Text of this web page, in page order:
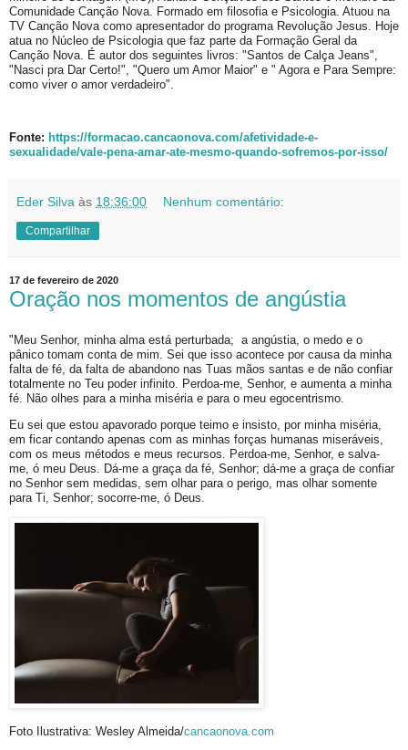
Comunidade Canção Nova. Formado em filosofia e Psicologia. Atuou na
TV Canção Nova como apresentador do programa Revolução Jesus. Hoje
atua no Núcleo de Psicologia que faz parte da Formação Geral da
Canção Nova. É autor dos seguintes livros: "Santos de Calça Jeans",
"Nasci pra Dar Certo!", "Quero um Amor Maior" e " Agora e Para Sempre:
como viver o amor verdadeiro".
Fonte: https://formacao.cancaonova.com/afetividade-e-
sexualidade/vale-pena-amar-ate-mesmo-quando-sofremos-por-isso/
Eder Silva às 18:36:00 Nenhum comentário:
Compartilhar
17 de fevereiro de 2020
Oração nos momentos de angústia
"Meu Senhor, minha alma está perturbada; a angústia, o medo e o
pânico tomam conta de mim. Sei que isso acontece por causa da minha
falta de fé, da falta de abandono nas Tuas mãos santas e de não confiar
totalmente no Teu poder infinito. Perdoa-me, Senhor, e aumenta a minha
fé. Não olhes para a minha miséria e para o meu egocentrismo.
Eu sei que estou apavorado porque teimo e insisto, por minha miséria,
em ficar contando apenas com as minhas forças humanas miseráveis,
com os meus métodos e meus recursos. Perdoa-me, Senhor, e salva-
me, ó meu Deus. Dá-me a graça da fé, Senhor; dá-me a graça de confiar
no Senhor sem medidas, sem olhar para o perigo, mas olhar somente
para Ti, Senhor; socorre-me, ó Deus.
Foto Ilustrativa: Wesley Almeida/cancaonova.com